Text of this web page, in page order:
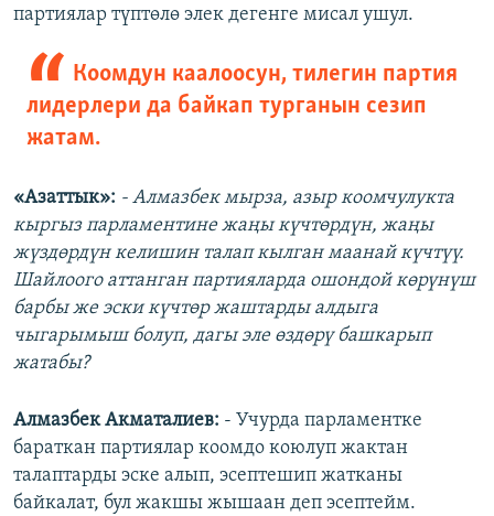
партиялар түптөлө элек дегенге мисал ушул.
Коомдун каалоосун, тилегин партия
лидерлери да байкап турганын сезип
жатам.
«Азаттык»: - Алмазбек мырза, азыр коомчулукта
кыргыз парламентине жаңы күчтөрдүн, жаңы
жүздөрдүн келишин талап кылган маанай күчтүү.
Шайлоого аттанган партияларда ошондой көрүнүш
барбы же эски күчтөр жаштарды алдыга
чыгарымыш болуп, дагы эле өздөрү башкарып
жатабы?
Алмазбек Акматалиев: - Учурда парламентке
бараткан партиялар коомдо коюлуп жактан
талаптарды эске алып, эсептешип жатканы
байкалат, бул жакшы жышаан деп эсептейм.